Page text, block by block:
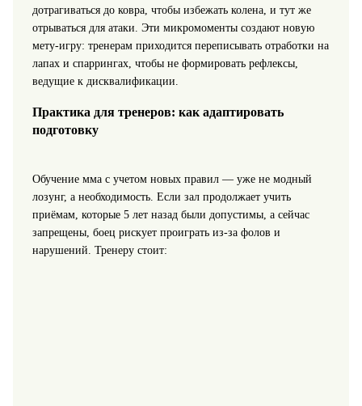
дотрагиваться до ковра, чтобы избежать колена, и тут же
отрываться для атаки. Эти микромоменты создают новую
мету-игру: тренерам приходится переписывать отработки на
лапах и спаррингах, чтобы не формировать рефлексы,
ведущие к дисквалификации.
Практика для тренеров: как адаптировать
подготовку
Обучение мма с учетом новых правил — уже не модный
лозунг, а необходимость. Если зал продолжает учить
приёмам, которые 5 лет назад были допустимы, а сейчас
запрещены, боец рискует проиграть из‑за фолов и
нарушений. Тренеру стоит: